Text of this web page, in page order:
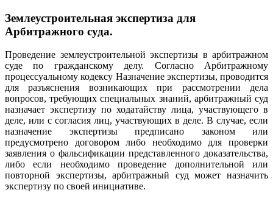
Землеустроительная экспертиза для
Арбитражного суда.
Проведение землеустроительной экспертизы в арбитражном
суде по гражданскому делу. Согласно Арбитражному
процессуальному кодексу Назначение экспертизы, проводится
для разъяснения возникающих при рассмотрении дела
вопросов, требующих специальных знаний, арбитражный суд
назначает экспертизу по ходатайству лица, участвующего в
деле, или с согласия лиц, участвующих в деле. В случае, если
назначение экспертизы предписано законом или
предусмотрено договором либо необходимо для проверки
заявления о фальсификации представленного доказательства,
либо если необходимо проведение дополнительной или
повторной экспертизы, арбитражный суд может назначить
экспертизу по своей инициативе.